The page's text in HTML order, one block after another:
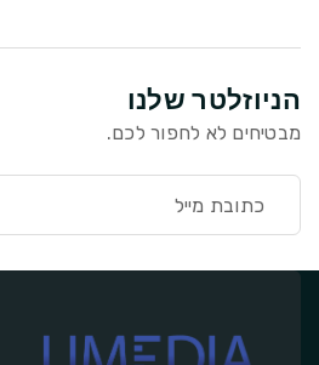
הניוזלטר שלנו
מבטיחים לא לחפור לכם.